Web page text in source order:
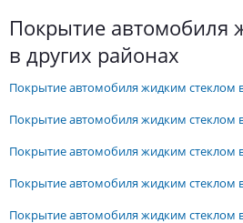
покрытие автомобиля жидким стеклом
в других районах
покрытие автомобиля жидким
покрытие автомобиля жидким
покрытие автомобиля жидким стеклом
покрытие автомобиля жидким
покрытие автомобиля жидким